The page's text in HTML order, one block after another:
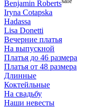
Benjamin Roberts
Iryna Cotapska
Hadassa
Lisa Donetti
Вечерние платья
На выпускной
Платья до 46 размера
Платья от 48 размера
Длинные
Коктейльные
На свадьбу
Наши невесты